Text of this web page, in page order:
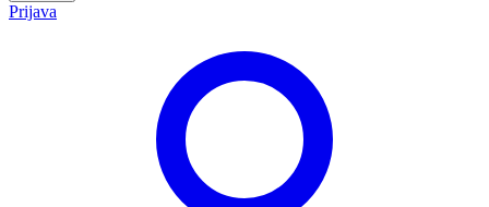
Prijava